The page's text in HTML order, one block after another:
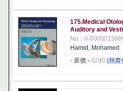
175.Medical
Auditory and
No：0-
Hamid, Mohamed
- 原價 - 4290 (熱賣